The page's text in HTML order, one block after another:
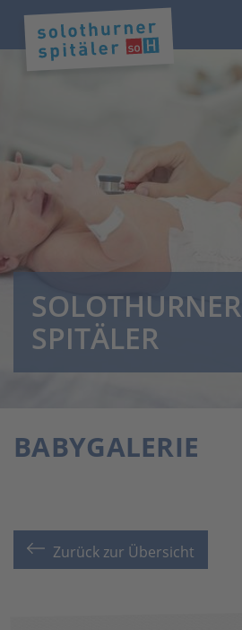
SOLOTHURNER
SPITÄLER
BABYGALERIE
Zurück zur Übersicht